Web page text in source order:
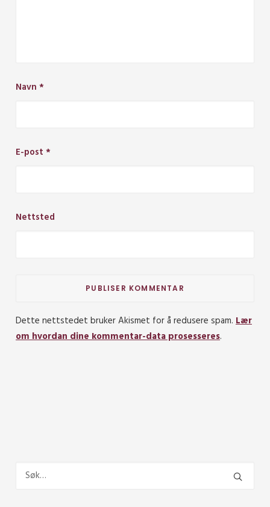
Navn *
E-post *
Nettsted
Dette nettstedet bruker Akismet for å redusere spam. Lær
om hvordan dine kommentar-data prosesseres.